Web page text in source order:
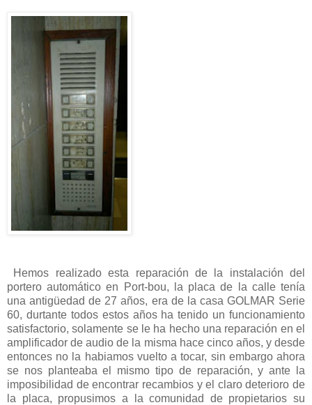
Hemos realizado esta reparación de la instalación del
portero automático en Port-bou, la placa de la calle tenía
una antigüedad de 27 años, era de la casa GOLMAR Serie
60, durtante todos estos años ha tenido un funcionamiento
satisfactorio, solamente se le ha hecho una reparación en el
amplificador de audio de la misma hace cinco años, y desde
entonces no la habiamos vuelto a tocar, sin embargo ahora
se nos planteaba el mismo tipo de reparación, y ante la
imposibilidad de encontrar recambios y el claro deterioro de
la placa, propusimos a la comunidad de propietarios su